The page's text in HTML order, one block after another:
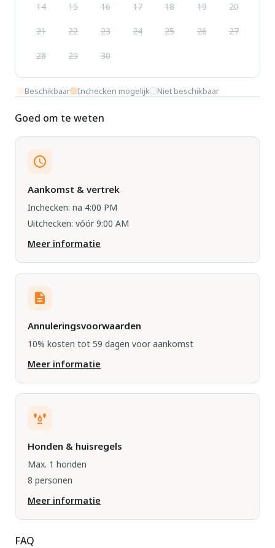
14 15 16 17 18 19 20
21 22 23 24 25 26 27
28 29 30
Beschikbaar Inchecken mogelijk Niet beschikbaar
Goed om te weten
Aankomst & vertrek
Inchecken: na 4:00 PM
Uitchecken: vóór 9:00 AM
Meer informatie
Annuleringsvoorwaarden
10% kosten tot 59 dagen voor aankomst
Meer informatie
Honden & huisregels
Max. 1 honden
8 personen
Meer informatie
FAQ